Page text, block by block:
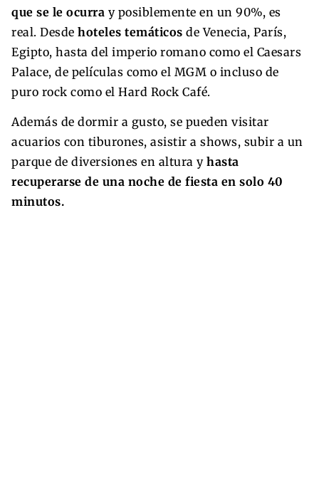
que se le ocurra y posiblemente en un 90%, es
real. Desde hoteles temáticos de Venecia, París,
Egipto, hasta del imperio romano como el Caesars
Palace, de películas como el MGM o incluso de
puro rock como el Hard Rock Café.
Además de dormir a gusto, se pueden visitar
acuarios con tiburones, asistir a shows, subir a un
parque de diversiones en altura y hasta
recuperarse de una noche de fiesta en solo 40
minutos.